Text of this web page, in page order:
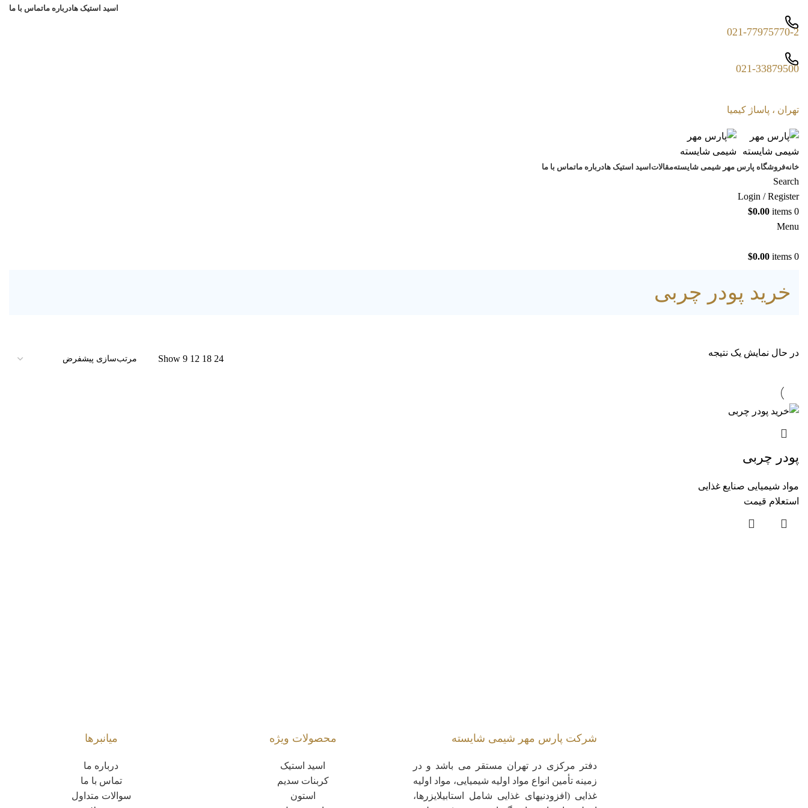
اسید استیک هادرباره ماتماس با ما
021-77975770-2
021-33879500
تهران ، پاساژ کیمیا
خانهفروشگاه پارس مهر شیمی شایستهمقالات اسید استیک هادرباره ماتماس با ما
Search
Login / Register
0
items
$0.00
Menu
0
items
$0.00
خرید پودر چربی
در حال نمایش یک نتیجه
Show 9 12 18 24
پودر چربی
مواد شیمیایی صنایع غذایی
استعلام قیمت
میانبرها
درباره ما
تماس با ما
سوالات متداول
محصولات ویژه
اسید استیک
کربنات سدیم
استون
شرکت پارس مهر شیمی شایسته
دفتر مرکزی در تهران مستقر می باشد و در
زمینه تأمین انواع مواد اولیه شیمیایی، مواد اولیه
غذایی (افزودنیهای غذایی شامل استابیلایزرها،